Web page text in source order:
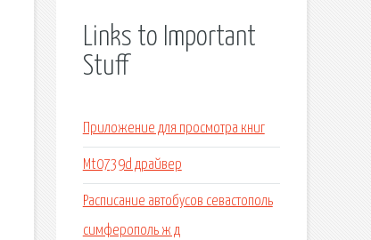
Links to Important
Stuff
Приложение для просмотра книг
Mt0739d драйвер
Расписание автобусов севастополь
симферополь ж д